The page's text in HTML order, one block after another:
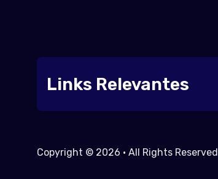
Links Relevantes
Copyright © 2026 • All Rights Reserved